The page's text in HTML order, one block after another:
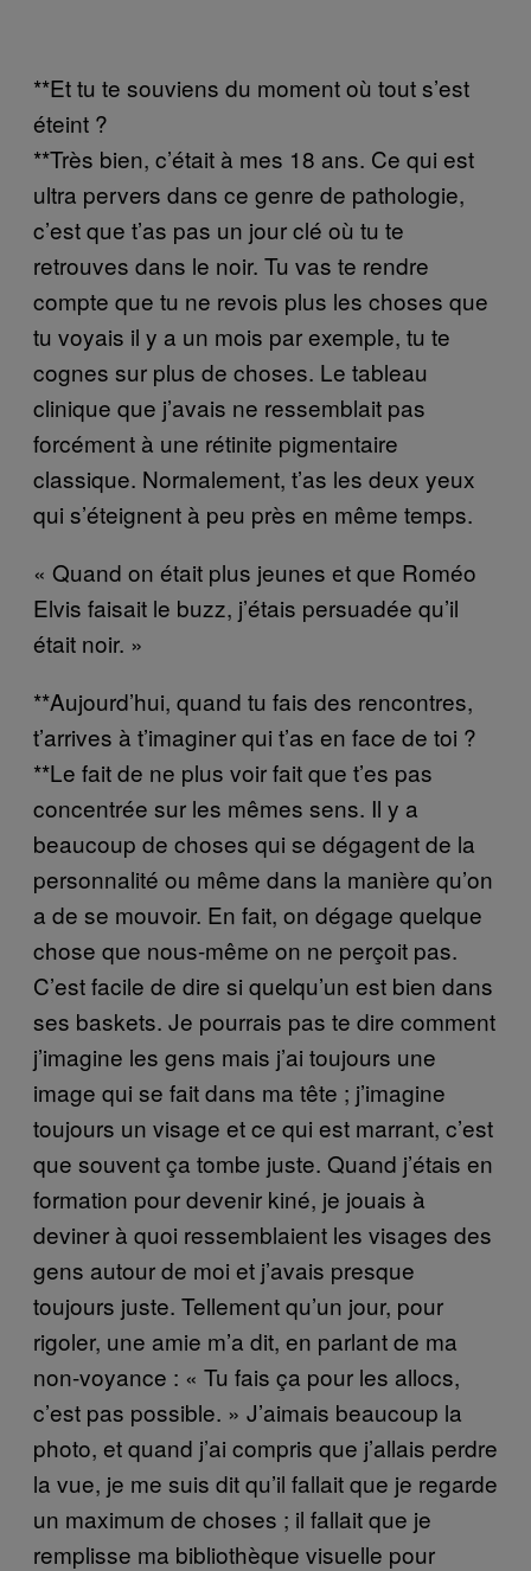
**Et tu te souviens du moment où tout s’est
éteint ?
**Très bien, c’était à mes 18 ans. Ce qui est
ultra pervers dans ce genre de pathologie,
c’est que t’as pas un jour clé où tu te
retrouves dans le noir. Tu vas te rendre
compte que tu ne revois plus les choses que
tu voyais il y a un mois par exemple, tu te
cognes sur plus de choses. Le tableau
clinique que j’avais ne ressemblait pas
forcément à une rétinite pigmentaire
classique. Normalement, t’as les deux yeux
qui s’éteignent à peu près en même temps.
« Quand on était plus jeunes et que Roméo
Elvis faisait le buzz, j’étais persuadée qu’il
était noir. »
**Aujourd’hui, quand tu fais des rencontres,
t’arrives à t’imaginer qui t’as en face de toi ?
**Le fait de ne plus voir fait que t’es pas
concentrée sur les mêmes sens. Il y a
beaucoup de choses qui se dégagent de la
personnalité ou même dans la manière qu’on
a de se mouvoir. En fait, on dégage quelque
chose que nous-même on ne perçoit pas.
C’est facile de dire si quelqu’un est bien dans
ses baskets. Je pourrais pas te dire comment
j’imagine les gens mais j’ai toujours une
image qui se fait dans ma tête ; j’imagine
toujours un visage et ce qui est marrant, c’est
que souvent ça tombe juste. Quand j’étais en
formation pour devenir kiné, je jouais à
deviner à quoi ressemblaient les visages des
gens autour de moi et j’avais presque
toujours juste. Tellement qu’un jour, pour
rigoler, une amie m’a dit, en parlant de ma
non-voyance : « Tu fais ça pour les allocs,
c’est pas possible. » J’aimais beaucoup la
photo, et quand j’ai compris que j’allais perdre
la vue, je me suis dit qu’il fallait que je regarde
un maximum de choses ; il fallait que je
remplisse ma bibliothèque visuelle pour